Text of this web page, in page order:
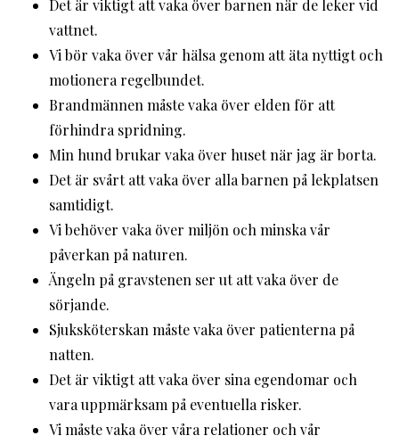
Det är viktigt att vaka över barnen när de leker vid
vattnet.
Vi bör vaka över vår hälsa genom att äta nyttigt och
motionera regelbundet.
Brandmännen måste vaka över elden för att
förhindra spridning.
Min hund brukar vaka över huset när jag är borta.
Det är svårt att vaka över alla barnen på lekplatsen
samtidigt.
Vi behöver vaka över miljön och minska vår
påverkan på naturen.
Ängeln på gravstenen ser ut att vaka över de
sörjande.
Sjuksköterskan måste vaka över patienterna på
natten.
Det är viktigt att vaka över sina egendomar och
vara uppmärksam på eventuella risker.
Vi måste vaka över våra relationer och vår